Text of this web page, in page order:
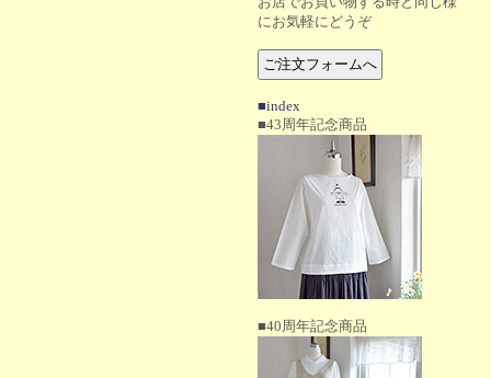
にお気軽にどうぞ
■index
■43周年記念商品
■40周年記念商品